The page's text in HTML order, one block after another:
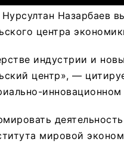
Назарбаев
центра
индустрии и
центр», —
мировой